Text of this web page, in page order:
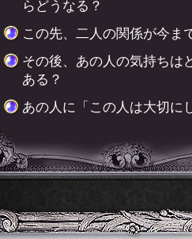
らどうなる？
この先、二人の関係が今ま
その後、あの人の気持ち
ある？
あの人に「この人は大切に